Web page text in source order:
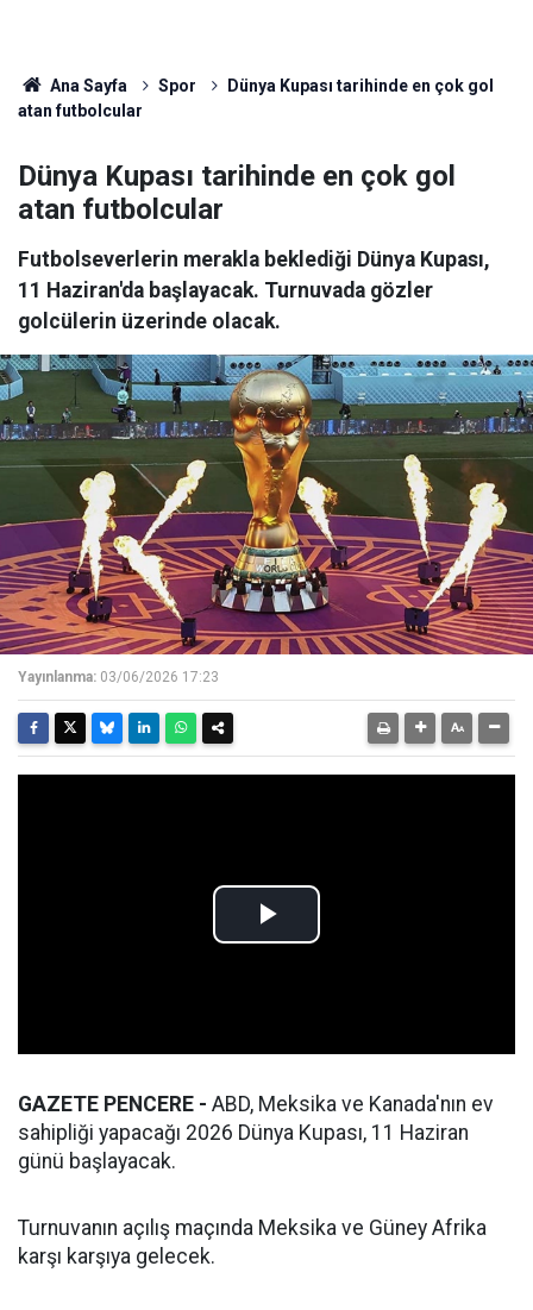
Ana Sayfa Spor
Dünya Kupası tarihinde en çok gol
atan futbolcular
Dünya Kupası tarihinde en çok gol
atan futbolcular
Futbolseverlerin merakla beklediği Dünya Kupası,
11 Haziran'da başlayacak. Turnuvada gözler
golcülerin üzerinde olacak.
Yayınlanma: 03/06/2026 17:23
GAZETE PENCERE - ABD, Meksika ve Kanada'nın ev
sahipliği yapacağı 2026 Dünya Kupası, 11 Haziran
günü başlayacak.
Turnuvanın açılış maçında Meksika ve Güney Afrika
karşı karşıya gelecek.